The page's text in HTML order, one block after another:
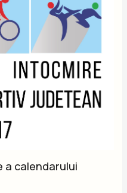
a calendarului